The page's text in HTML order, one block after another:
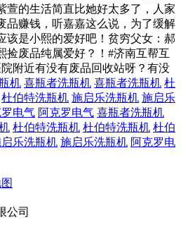
萱的生活简直比她好太多了，人家
品赚钱，听嘉嘉这么说，为了缓解
该是小熙的爱好吧！贫穷父女：郝
捡废品纯属爱好？！#济南互帮互
附近有没有废品回收站呀？有没
机 喜瓶者洗瓶机 喜瓶者洗瓶机 杜
杜伯特洗瓶机 施启乐洗瓶机 施启乐
罗电气 阿克罗电气 喜瓶者洗瓶机
杜伯特洗瓶机 杜伯特洗瓶机 杜伯
乐洗瓶机 施启乐洗瓶机 阿克罗电
公司